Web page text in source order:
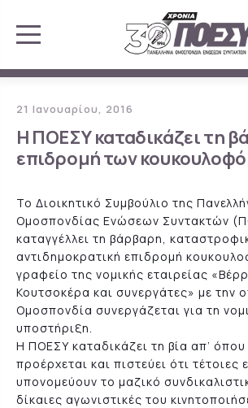
21 Ιανουαρίου, 2016
Η ΠΟΕΣΥ καταδικάζει τη
επιδρομή των
Το Διοικητικό Συμβούλιο της
Ομοσπονδίας Ενώσεων Συντακτών
καταγγέλλει τη βάρβαρη,
αντιδημοκρατική επιδρομή
γραφείο της νομικής εταιρείας
Κουτσοκέρα και συνεργάτες» με την
Ομοσπονδία συνεργάζεται για τη
υποστήριξη.
Η ΠΟΕΣΥ καταδικάζει τη βία απ’ όπου
προέρχεται και πιστεύει ότι τέτοιες
υπονομεύουν το μαζικό
δίκαιες αγωνιστικές του